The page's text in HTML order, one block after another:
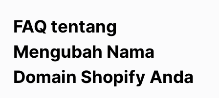
FAQ tentang
Mengubah Nama
Domain Shopify Anda